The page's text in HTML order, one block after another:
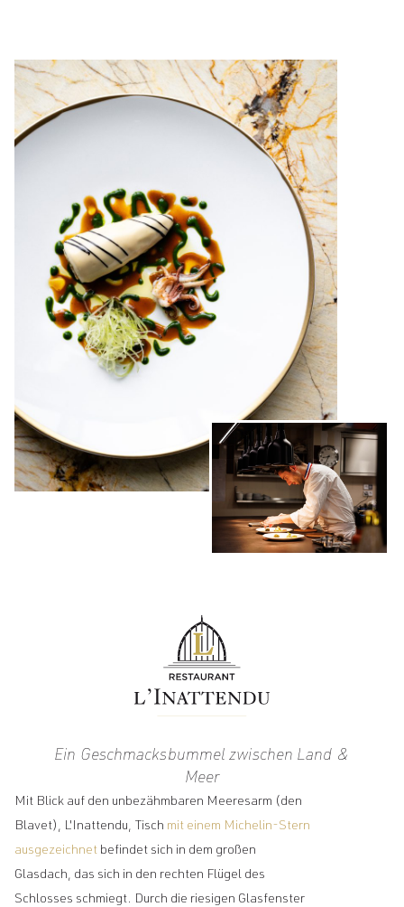
Ein Geschmacksbummel zwischen Land &
Meer
Mit Blick auf den unbezähmbaren Meeresarm (den
Blavet), L'Inattendu, Tisch mit einem Michelin-Stern
ausgezeichnet befindet sich in dem großen
Glasdach, das sich in den rechten Flügel des
Schlosses schmiegt. Durch die riesigen Glasfenster